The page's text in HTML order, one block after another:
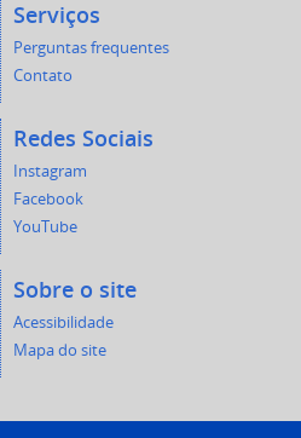
Serviços
Perguntas frequentes
Contato
Redes Sociais
Instagram
Facebook
YouTube
Sobre o site
Acessibilidade
Mapa do site